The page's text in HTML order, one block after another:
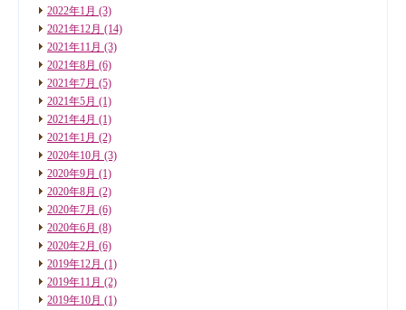
2022年1月 (3)
2021年12月 (14)
2021年11月 (3)
2021年8月 (6)
2021年7月 (5)
2021年5月 (1)
2021年4月 (1)
2021年1月 (2)
2020年10月 (3)
2020年9月 (1)
2020年8月 (2)
2020年7月 (6)
2020年6月 (8)
2020年2月 (6)
2019年12月 (1)
2019年11月 (2)
2019年10月 (1)